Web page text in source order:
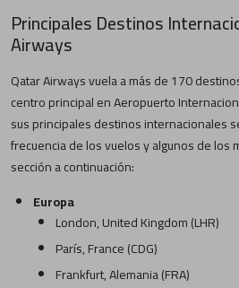
Principales Destinos
Airways
Qatar Airways vuela a más de 170
centro principal en Aeropuerto
sus principales destinos internacionales
frecuencia de los vuelos y algunos de los
sección a continuación:
Europa
London, United Kingdom (LHR)
París, France (CDG)
Frankfurt, Alemania (FRA)